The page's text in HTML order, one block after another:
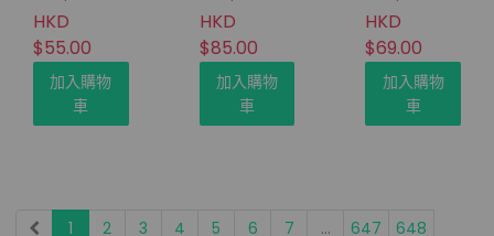
HKD
$55.00
加入購物
車
熱色 2.5g
HKD
$85.00
加入購物
車
綠茶控油精華
30ML
HKD
$69.00
加入購物
車
1 2 3 4 5 6 7 ... 647 648